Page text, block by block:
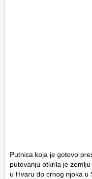
Putnica koja je gotovo
putovanju otkrila je
u Hvaru do crnog njoka u